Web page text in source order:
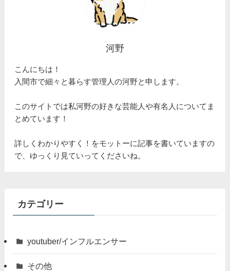
河野
こんにちは！
入間市で細々と暮らす管理人の河野と申します。
このサイトでは私河野の好きな芸能人や有名人についてま
とめています！
詳しくわかりやすく！をモットーに記事を書いていますの
で、ゆっくり見ていってくださいね。
カテゴリー
youtuber/インフルエンサー
その他